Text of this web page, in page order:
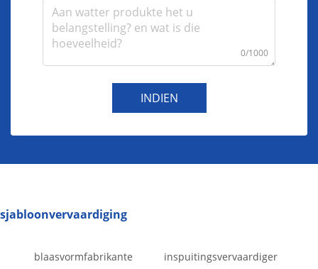
0/1000
INDIEN
sjabloonvervaardiging
blaasvormfabrikante inspuitingsvervaardiger